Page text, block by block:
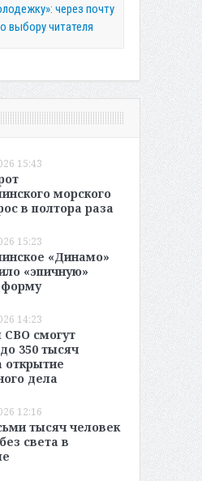
через почту
выбору читателя
15:43
морского
в полтора раза
15:23
«Динамо»
«эпичную»
форму
14:23
СВО смогут
350 тысяч
открытие
дела
12:16
тысяч человек
света в